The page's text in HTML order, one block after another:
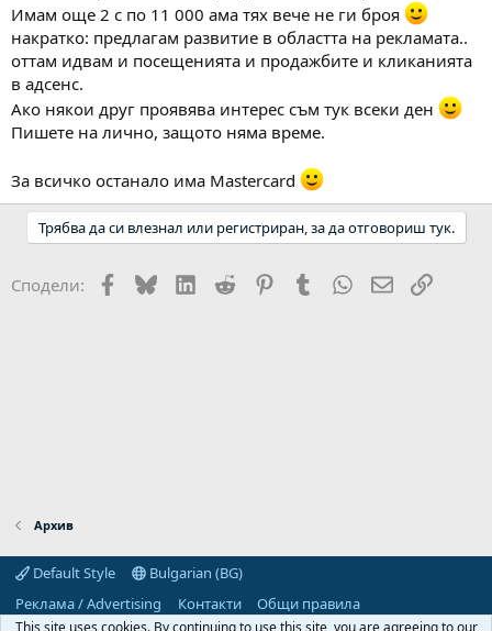
Имам още 2 с по 11 000 ама тях вече не ги броя
накратко: предлагам развитие в областта на рекламата..
оттам идвам и посещенията и продажбите и кликанията
в адсенс.
Ако някои друг проявява интерес съм тук всеки ден
Пишете на лично, защото няма време.
За всичко останало има Mastercard
Трябва да си влезнал или регистриран, за да отговориш тук.
Сподели: Facebook
BlueskyLinkedIn
Reddit PinterestTumblr WhatsApp
EmailLink
Архив
Default Style
Bulgarian (BG)
Реклама / Advertising
Контакти
Общи правила
Декларация за поверителност
Помощ Начало
R
This site uses cookies. By continuing to use this site, you are agreeing to our